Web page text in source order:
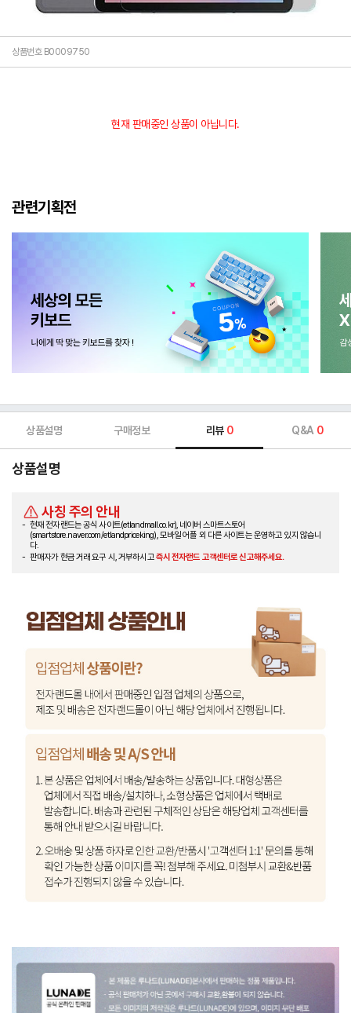
상품번호 B0009750
현재 판매중인 상품이 아닙니다.
관련기획전
상품설명 구매정보 리뷰 0 Q&A 0
상품설명
사칭 주의 안내
현재 전자랜드는 공식 사이트(etlandmall.co.kr), 네이버 스마트스토어
(smartstore.naver.com/etlandpriceking), 모바일 어플 외 다른 사이트는 운영하고 있지 않습니
다.
판매자가 현금 거래 요구 시, 거부하시고즉시 전자랜드 고객센터로 신고해주세요.